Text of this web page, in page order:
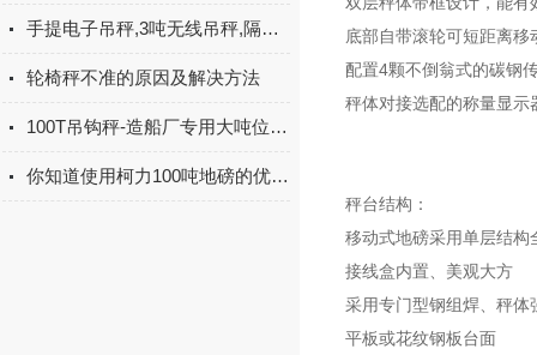
手提电子吊秤,3吨无线吊秤,隔热吊秤使用注意事项
轮椅秤不准的原因及解决方法
100T吊钩秤-造船厂专用大吨位电子吊秤定制
你知道使用柯力100吨地磅的优点有哪些么
底部自带滚轮可短距离
配置4颗不倒翁式的碳钢
秤体对接选配的称量显
秤台结构：
移动式地磅采用单层结构
接线盒内置、美观大方
采用专门型钢组焊、秤体
平板或花纹钢板台面